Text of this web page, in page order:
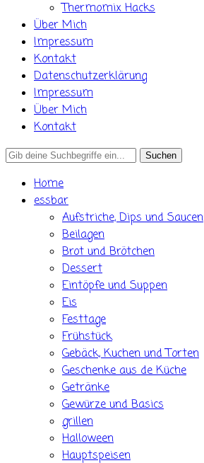
Thermomix Hacks
Über Mich
Impressum
Kontakt
Datenschutzerklärung
Impressum
Über Mich
Kontakt
Search
Home
essbar
Aufstriche, Dips und Saucen
Beilagen
Brot und Brötchen
Dessert
Eintöpfe und Suppen
Eis
Festtage
Frühstück
Gebäck, Kuchen und Torten
Geschenke aus de Küche
Getränke
Gewürze und Basics
grillen
Halloween
Hauptspeisen